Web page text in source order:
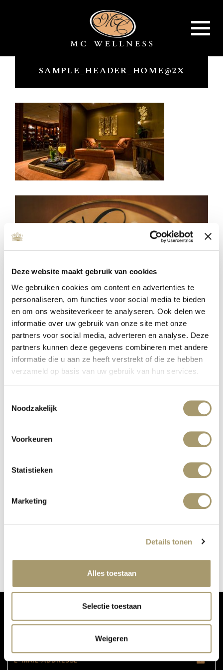
Deze website maakt gebruik van cookies
We gebruiken cookies om content en advertenties te
personaliseren, om functies voor social media te bieden
en om ons websiteverkeer te analyseren. Ook delen we
informatie over uw gebruik van onze site met onze
partners voor social media, adverteren en analyse. Deze
partners kunnen deze gegevens combineren met andere
informatie die u aan ze heeft verstrekt of die ze hebben
verzameld op basis van uw gebruik van hun services.
Noodzakelijk
Voorkeuren
Statistieken
Marketing
Details tonen
Alles toestaan
Selectie toestaan
Weigeren
Toggle
SAMPLE_HEADER_HOME@2X
MC WELLNESS INVESTS IN QUALITY
Veröffentlicht auf: 16. Januar 2020
Weiterlesen
COOLSCULPTING